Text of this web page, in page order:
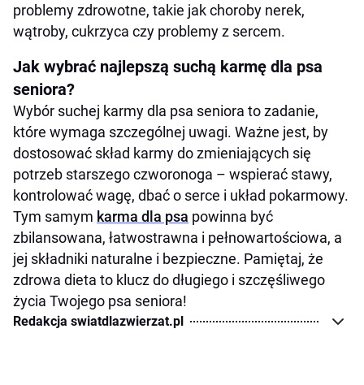
problemy zdrowotne, takie jak choroby nerek,
wątroby, cukrzyca czy problemy z sercem.
Jak wybrać najlepszą suchą karmę dla psa
seniora?
Wybór suchej karmy dla psa seniora to zadanie,
które wymaga szczególnej uwagi. Ważne jest, by
dostosować skład karmy do zmieniających się
potrzeb starszego czworonoga – wspierać stawy,
kontrolować wagę, dbać o serce i układ pokarmowy.
Tym samym karma dla psa powinna być
zbilansowana, łatwostrawna i pełnowartościowa, a
jej składniki naturalne i bezpieczne. Pamiętaj, że
zdrowa dieta to klucz do długiego i szczęśliwego
życia Twojego psa seniora!
Redakcja swiatdlazwierzat.pl